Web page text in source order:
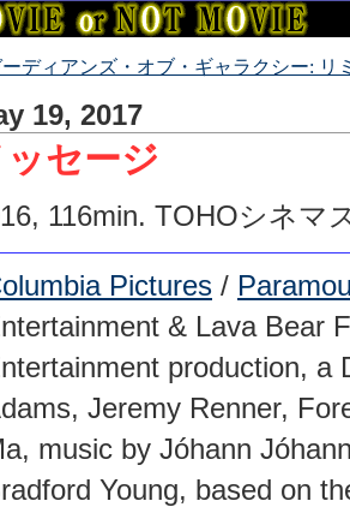
ーディアンズ・オブ・ギャラクシー: リ
19, 2017
ッセージ
116min. TOHOシネ
Pictures /
& Lava Bear
production, a
Jeremy Renner,
music by Jóhann
Young, based on